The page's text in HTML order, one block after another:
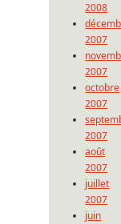
2008
2007
2007
octobre
2007
2007
août
2007
juillet
2007
juin